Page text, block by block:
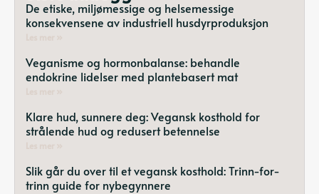
De etiske, miljømessige og helsemessige
konsekvensene av industriell husdyrproduksjon
Veganisme og hormonbalanse: behandle
endokrine lidelser med plantebasert mat
Klare hud, sunnere deg: Vegansk kosthold for
strålende hud og redusert betennelse
Slik går du over til et vegansk kosthold: Trinn-for-
trinn guide for nybegynnere